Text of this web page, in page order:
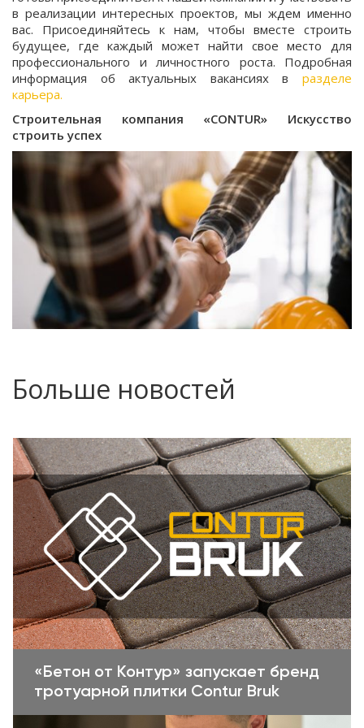
в реализации интересных проектов, мы ждем именно
вас. Присоединяйтесь к нам, чтобы вместе строить
будущее, где каждый может найти свое место для
профессионального и личностного роста. Подробная
информация об актуальных вакансиях в разделе
карьера.
Строительная компания «CONTUR» Искусство
строить успех
Больше новостей
«Бетон от Контур» запускает бренд
тротуарной плитки Contur Bruk